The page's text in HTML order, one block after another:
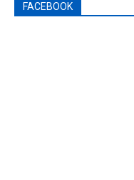
FACEBOOK